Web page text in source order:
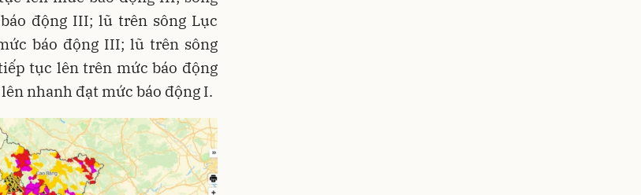
động III; lũ trên sông Lục
báo động III; lũ trên sông
tục lên trên mức báo động
nhanh đạt mức báo động I.